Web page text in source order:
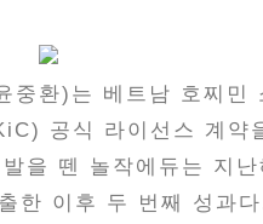
중환)는 베트남 호찌
공식 라이선스 계약
을 뗀 놀작에듀는 지
한 이후 두 번째 성과